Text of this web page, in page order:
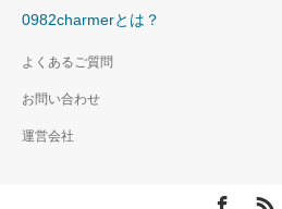
0982charmerとは？
よくあるご質問
お問い合わせ
運営会社